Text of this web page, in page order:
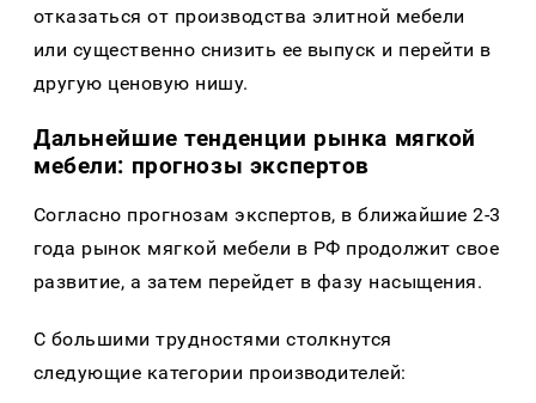
отказаться от производства элитной мебели
или существенно снизить ее выпуск и перейти в
другую ценовую нишу.
Дальнейшие тенденции рынка мягкой
мебели: прогнозы экспертов
Согласно прогнозам экспертов, в ближайшие 2-3
года рынок мягкой мебели в РФ продолжит свое
развитие, а затем перейдет в фазу насыщения.
С большими трудностями столкнутся
следующие категории производителей: